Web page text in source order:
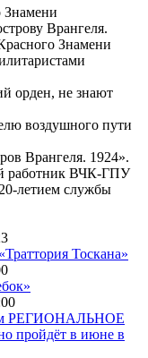
Знамени
Врангеля.
Знамени
орден, не знают
воздушного пути
Врангеля. 1924».
работник ВЧК-ГПУ
летием службы
Тоскана»
РЕГИОНАЛЬНОЕ
пройдёт в июне в